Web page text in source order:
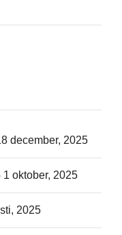
december, 2025
1 oktober, 2025
2025